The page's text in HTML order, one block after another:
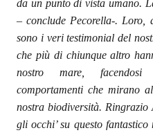
da un punto di vista umano.
– conclude Pecorella-. Loro,
sono i veri testimonial del
che più di chiunque altro
nostro mare,
comportamenti che mirano
nostra biodiversità. Ringrazio
gli occhi’ su questo